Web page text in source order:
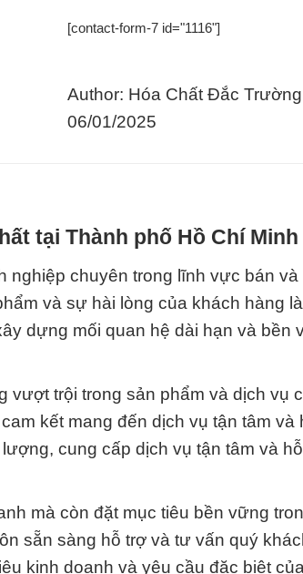
[contact-form-7 id="1116"]
Author: Hóa Chất Đắc
06/01/2025
tại Thành phố Hồ Chí Minh
chuyên trong lĩnh vực bán
và sự hài lòng của khách hàng
dựng mối quan hệ dài hạn và bền
trội trong sản phẩm và dịch vụ
kết mang đến dịch vụ tận tâm và
cung cấp dịch vụ tận tâm và
mà còn đặt mục tiêu bền vững
sẵn sàng hỗ trợ và tư vấn quý
kinh doanh và yêu cầu đặc biệt